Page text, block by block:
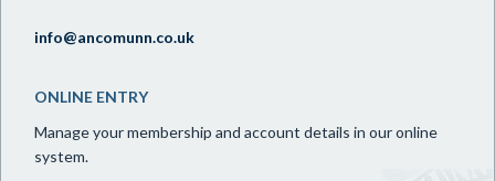
info@ancomunn.co.uk
ONLINE ENTRY
Manage your membership and account details in our online
system.